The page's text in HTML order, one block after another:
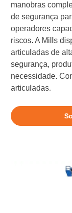
manobras
de segurança
operadores
riscos. A Mills
articuladas de
segurança,
necessidade.
articuladas.